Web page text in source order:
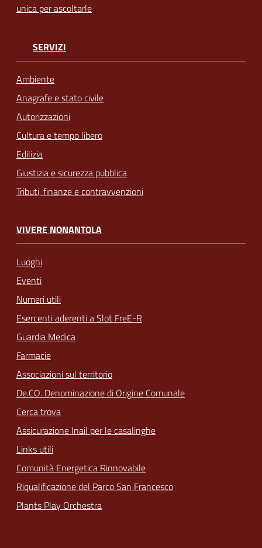
unica per ascoltarle
SERVIZI
Ambiente
Anagrafe e stato civile
Autorizzazioni
Cultura e tempo libero
Edilizia
Giustizia e sicurezza pubblica
Tributi, finanze e contravvenzioni
VIVERE NONANTOLA
Luoghi
Eventi
Numeri utili
Esercenti aderenti a Slot FreE-R
Guardia Medica
Farmacie
Associazioni sul territorio
De.CO. Denominazione di Origine Comunale
Cerca trova
Assicurazione Inail per le casalinghe
Links utili
Comunità Energetica Rinnovabile
Riqualificazione del Parco San Francesco
Plants Play Orchestra